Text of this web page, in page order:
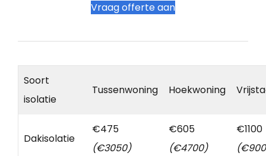
Vraag offerte aan
Soort
isolatie
Tussenwoning Hoekwoning
Dakisolatie
€475
(€3050)
€605
(€4700)
€1100